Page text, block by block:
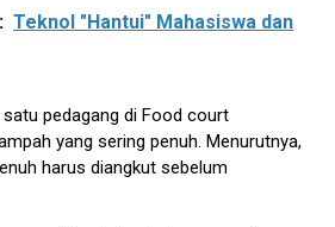
Teknol "Hantui" Mahasiswa dan
satu pedagang di Food court
yang sering penuh. Menurutnya,
harus diangkut sebelum